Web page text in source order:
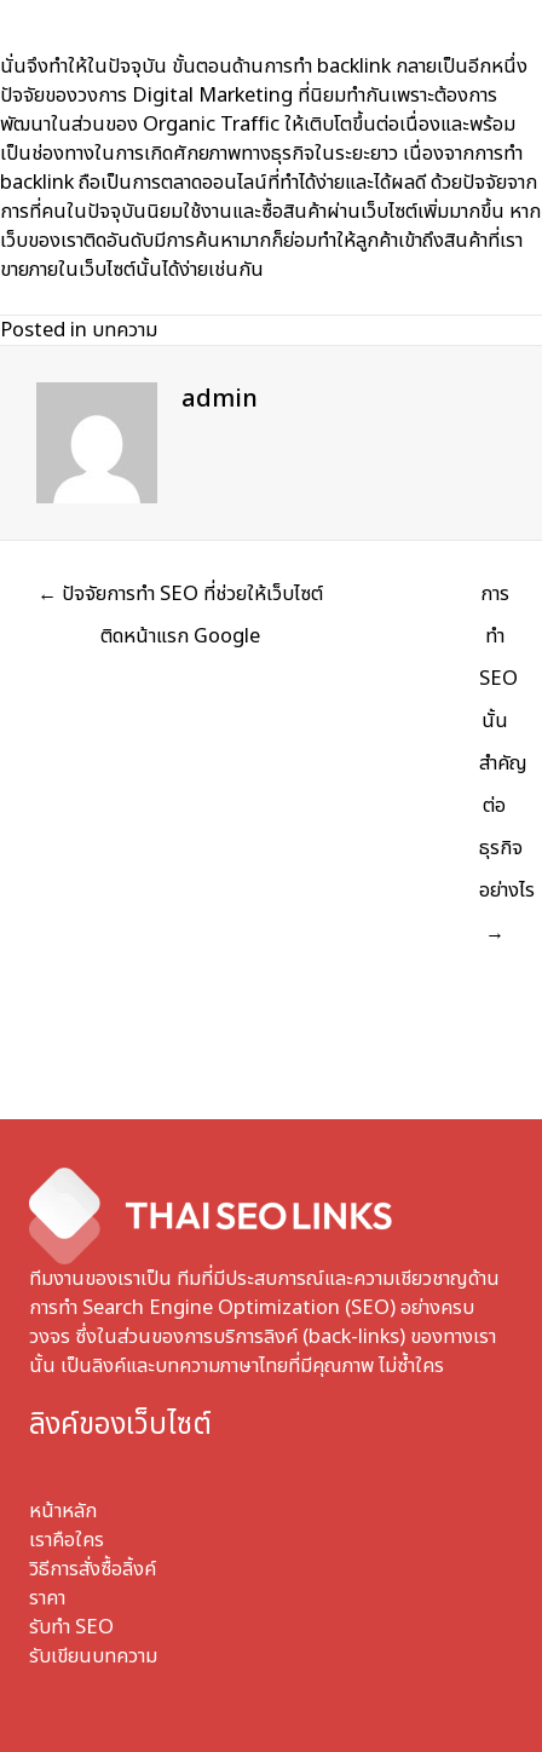
นั่นจึงทำให้ในปัจจุบัน ขั้นตอนด้านการทำ backlink กลายเป็นอีกหนึ่ง
ปัจจัยของวงการ Digital Marketing ที่นิยมทำกันเพราะต้องการ
พัฒนาในส่วนของ Organic Traffic ให้เติบโตขึ้นต่อเนื่องและพร้อม
เป็นช่องทางในการเกิดศักยภาพทางธุรกิจในระยะยาว เนื่องจากการทำ
backlink ถือเป็นการตลาดออนไลน์ที่ทำได้ง่ายและได้ผลดี ด้วยปัจจัยจาก
การที่คนในปัจจุบันนิยมใช้งานและซื้อสินค้าผ่านเว็บไซต์เพิ่มมากขึ้น หาก
เว็บของเราติดอันดับมีการค้นหามากก็ย่อมทำให้ลูกค้าเข้าถึงสินค้าที่เรา
ขายภายในเว็บไซต์นั้นได้ง่ายเช่นกัน
Posted in บทความ
admin
← ปัจจัยการทำ SEO ที่ช่วยให้เว็บไซต์
ติดหน้าแรก Google
การ
ทำ
SEO
นั้น
สำคัญ
ต่อ
ธุรกิจ
อย่างไร
→
ทีมงานของเราเป็น ทีมที่มีประสบการณ์และความเชียวชาญด้าน
การทำ Search Engine Optimization (SEO) อย่างครบ
วงจร ซึ่งในส่วนของการบริการลิงค์ (back-links) ของทางเรา
นั้น เป็นลิงค์และบทความภาษาไทยที่มีคุณภาพ ไม่ซ้ำใคร
ลิงค์ของเว็บไซต์
หน้าหลัก
เราคือใคร
วิธีการสั่งซื้อลิ้งค์
ราคา
รับทำ SEO
รับเขียนบทความ